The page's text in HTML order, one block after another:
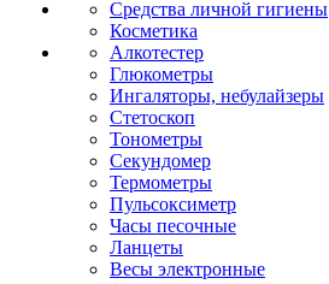
Средства личной гигиены
Косметика
Алкотестер
Глюкометры
Ингаляторы, небулайзеры
Стетоскоп
Тонометры
Секундомер
Термометры
Пульсоксиметр
Часы песочные
Ланцеты
Весы электронные